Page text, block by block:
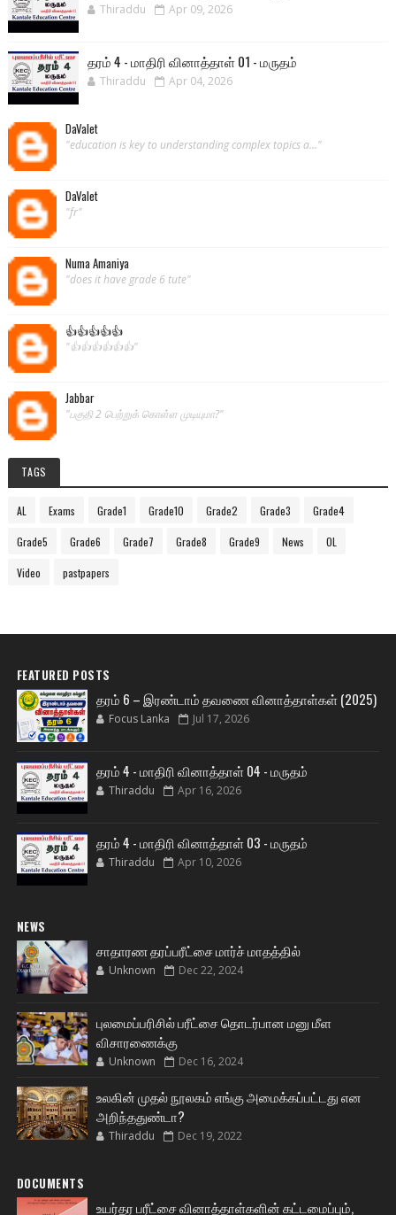
Thiraddu Apr 09, 2026
தரம் 4 - மாதிரி வினாத்தாள் 01 - மருதம்
Thiraddu Apr 04, 2026
DaValet
"education is key to understanding complex topics a..."
DaValet
"fr"
Numa Amaniya
"does it have grade 6 tute"
👍👍👍👍👍
"👍👍👍👍👍👍"
Jabbar
"பகுதி 2 பெற்றுக் கொள்ள முடியுமா?"
TAGS
AL Exams Grade1 Grade10 Grade2 Grade3 Grade4
Grade5 Grade6 Grade7 Grade8 Grade9 News OL
Video pastpapers
FEATURED POSTS
தரம் 6 – இரண்டாம் தவணை வினாத்தாள்கள் (2025)
Focus Lanka Jul 17, 2026
தரம் 4 - மாதிரி வினாத்தாள் 04 - மருதம்
Thiraddu Apr 16, 2026
தரம் 4 - மாதிரி வினாத்தாள் 03 - மருதம்
Thiraddu Apr 10, 2026
NEWS
சாதாரண தரப்பரீட்சை மார்ச் மாதத்தில்
Unknown Dec 22, 2024
புலமைப்பரிசில் பரீட்சை தொடர்பான மனு மீள
விசாரணைக்கு
Unknown Dec 16, 2024
உலகின் முதல் நூலகம் எங்கு அமைக்கப்பட்டது என
அறிந்ததுண்டா?
Thiraddu Dec 19, 2022
DOCUMENTS
உயர்தர பரீட்சை வினாத்தாள்களின் கட்டமைப்பும்,